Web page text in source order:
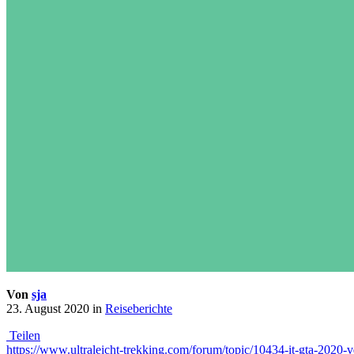
Von sja
23. August 2020 in Reiseberichte
Teilen
https://www.ultraleicht-trekking.com/forum/topic/10434-it-gta-2020-